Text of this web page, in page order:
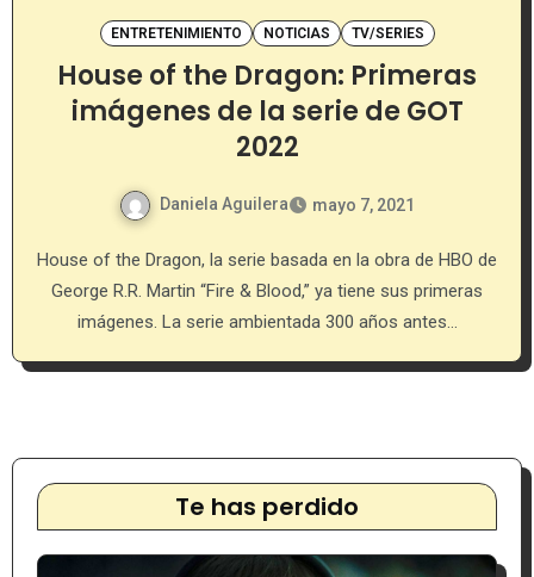
ENTRETENIMIENTO NOTICIAS TV/SERIES
House of the Dragon: Primeras
imágenes de la serie de GOT
2022
Daniela Aguilera mayo 7, 2021
House of the Dragon, la serie basada en la obra de HBO de
George R.R. Martin “Fire & Blood,” ya tiene sus primeras
imágenes. La serie ambientada 300 años antes…
Te has perdido